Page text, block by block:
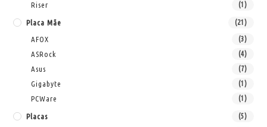
Riser (1)
Placa Mãe (21)
AFOX (3)
ASRock (4)
Asus (7)
Gigabyte (1)
PCWare (1)
Placas (5)